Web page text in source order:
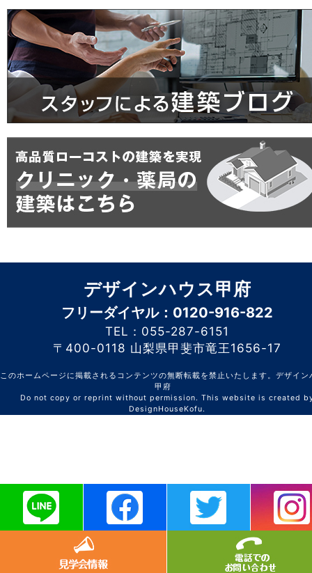
デザインハウス甲府
フリーダイヤル：0120-916-822
TEL：055-287-6151
〒400-0118 山梨県甲斐市竜王1656-17
このホームページに掲載されるコンテンツの無断転載を禁止いたします。デザイン
甲府
Do not copy or reprint without permission. This website is created
DesignHouseKofu.